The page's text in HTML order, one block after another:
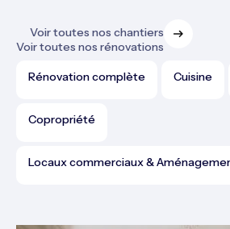
Voir toutes nos chantiers
Voir toutes nos rénovations
Rénovation complète Cuisine
Copropriété
Locaux commerciaux &